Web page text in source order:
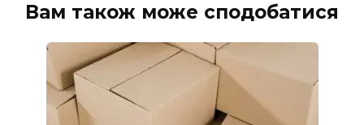
Вам також може сподобатися